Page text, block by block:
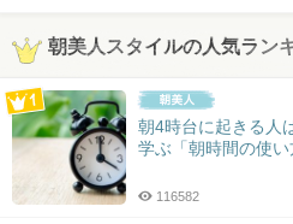
朝美人スタイルの人気ラン
朝4時台に起きる人
学ぶ「朝時間の使い
116582